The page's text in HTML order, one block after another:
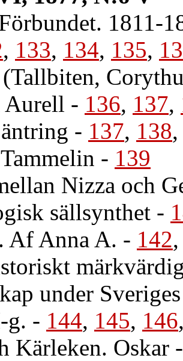
1811-
, 133, 134, 135,
- 136, 137,
- 137, 138
- 139
Nizza och
sällsynthet -
Af Anna A. - 142
under
g. - 144, 145, 146
Kärleken. Oskar